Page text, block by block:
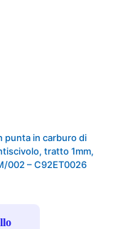
punta in carburo di
tratto 1mm,
002 – C92ET0026